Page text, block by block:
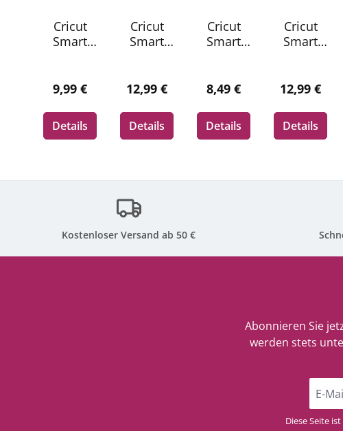
Cricut
Smart
nt
1 sheet
(Black)
Regulärer Preis:
9,99 €
Details
Cricut
Smart
nt
1 sheet
(Shimme
Regulärer Preis:
12,99 €
Details
Cricut
Smart
ble
1 sheet
(Black)
Regulärer Preis:
8,49 €
Details
Cricut
Smart
nt
1 sheet
(Mat
Regulärer
12,99 €
Details
Kostenloser Versand ab 50 €
Abonnieren Sie
werden stets
Mail-
Adresse
*
Diese Seite